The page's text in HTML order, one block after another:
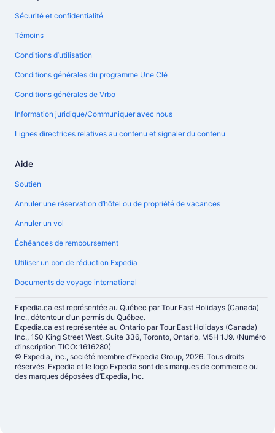
Sécurité et confidentialité
Témoins
Conditions d’utilisation
Conditions générales du programme Une Clé
Conditions générales de Vrbo
Information juridique/Communiquer avec nous
Lignes directrices relatives au contenu et signaler du contenu
Aide
Soutien
Annuler une réservation d’hôtel ou de propriété de vacances
Annuler un vol
Échéances de remboursement
Utiliser un bon de réduction Expedia
Documents de voyage international
Expedia.ca est représentée au Québec par Tour East Holidays (Canada)
Inc., détenteur d’un permis du Québec.
Expedia.ca est représentée au Ontario par Tour East Holidays (Canada)
Inc., 150 King Street West, Suite 336, Toronto, Ontario, M5H 1J9. (Numéro
d’inscription TICO: 1616280)
© Expedia, Inc., société membre d’Expedia Group, 2026. Tous droits
réservés. Expedia et le logo Expedia sont des marques de commerce ou
des marques déposées d’Expedia, Inc.